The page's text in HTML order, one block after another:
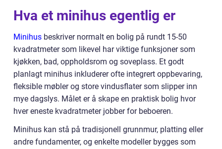
Hva et minihus egentlig er
Minihus beskriver normalt en bolig på rundt 15-50
kvadratmeter som likevel har viktige funksjoner som
kjøkken, bad, oppholdsrom og soveplass. Et godt
planlagt minihus inkluderer ofte integrert oppbevaring,
fleksible møbler og store vindusflater som slipper inn
mye dagslys. Målet er å skape en praktisk bolig hvor
hver eneste kvadratmeter jobber for beboeren.
Minihus kan stå på tradisjonell grunnmur, platting eller
andre fundamenter, og enkelte modeller bygges som